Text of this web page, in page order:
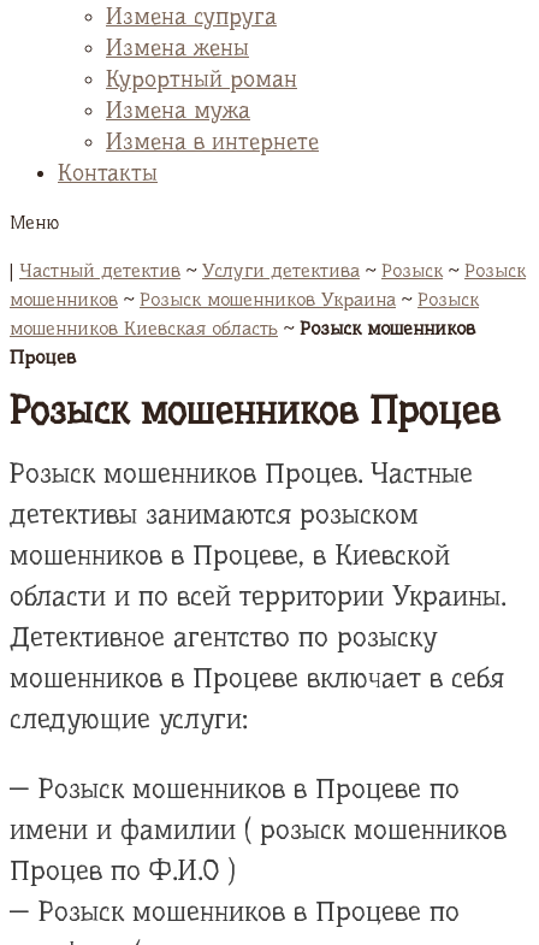
Измена супруга
Измена жены
Курортный роман
Измена мужа
Измена в интернете
Контакты
Меню
| Частный детектив ~ Услуги детектива ~ Розыск~ Розыск
мошенников ~ Розыск мошенников Украина ~ Розыск
мошенников Киевская область ~ Розыск мошенников
Процев
Розыск мошенников Процев
Розыск мошенников Процев. Частные
детективы занимаются розыском
мошенников в Процеве, в Киевской
области и по всей территории Украины.
Детективное агентство по розыску
мошенников в Процеве включает в себя
следующие услуги:
— Розыск мошенников в Процеве по
имени и фамилии ( розыск мошенников
Процев по Ф.И.О )
— Розыск мошенников в Процеве по